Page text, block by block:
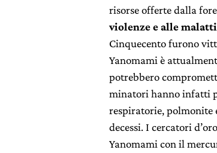
risorse offerte dalla
violenze e alle
Cinquecento furono
Yanomami è
potrebbero
minatori hanno infatti
respiratorie, polmonite
decessi. I cercatori
Yanomami con il